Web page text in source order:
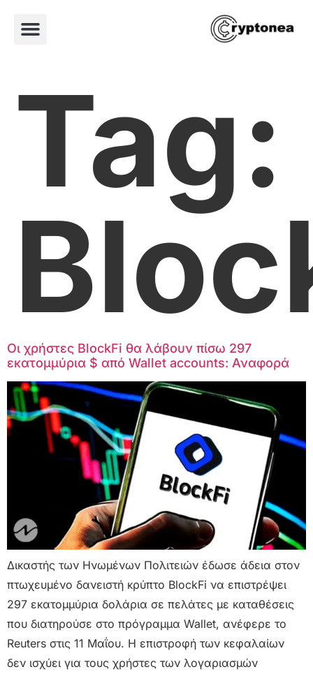
Tag:
Οι χρήστες BlockFi θα λάβουν πίσω 297
εκατομμύρια $ από Wallet accounts: Αναφορά
Δικαστής των Ηνωμένων Πολιτειών έδωσε άδεια στον
πτωχευμένο δανειστή κρύπτο BlockFi να επιστρέψει
297 εκατομμύρια δολάρια σε πελάτες με καταθέσεις
που διατηρούσε στο πρόγραμμα Wallet, ανέφερε το
Reuters στις 11 Μαΐου. Η επιστροφή των κεφαλαίων
δεν ισχύει για τους χρήστες των λογαριασμών